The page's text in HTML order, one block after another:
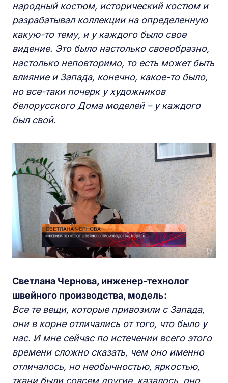
народный костюм, исторический костюм и
разрабатывал коллекции на определенную
какую-то тему, и у каждого было свое
видение. Это было настолько своеобразно,
настолько неповторимо, то есть может быть
влияние и Запада, конечно, какое-то было,
но все-таки почерк у художников
белорусского Дома моделей – у каждого
был свой.
Светлана Чернова, инженер-технолог
швейного производства, модель:
Все те вещи, которые привозили с Запада,
они в корне отличались от того, что было у
нас. И мне сейчас по истечении всего этого
времени сложно сказать, чем оно именно
отличалось, но необычностью, яркостью,
ткани были совсем другие, казалось, оно